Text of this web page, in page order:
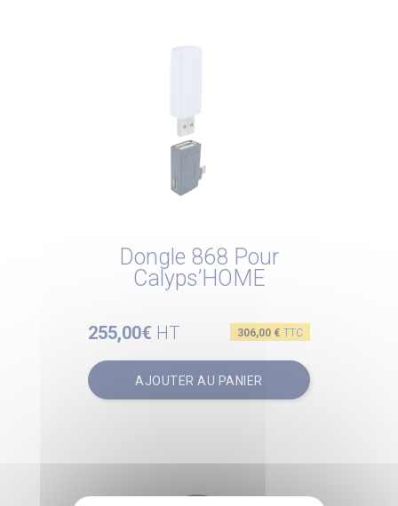
Dongle 868 Pour
Calyps’HOME
255,00€ HT Prix
306,00 € TTC
AJOUTER AU PANIER